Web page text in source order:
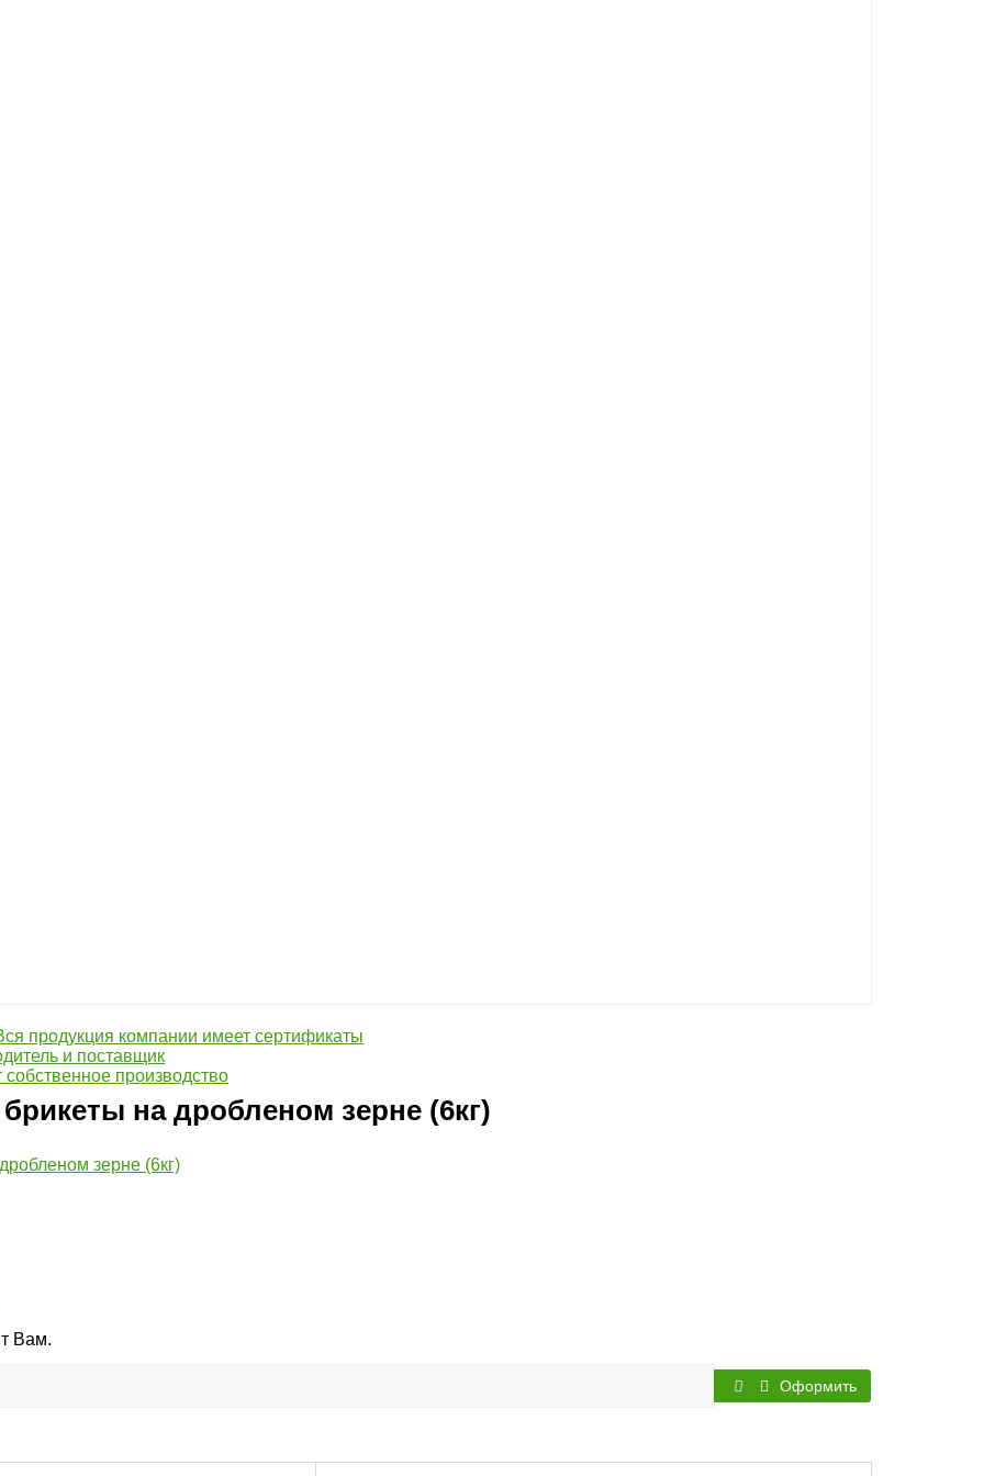
продукция компании имеет сертификаты
и поставщик
производство
на дробленом зерне (6кг)
Вам.
Оформить